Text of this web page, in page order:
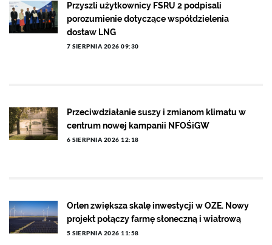
Przyszli użytkownicy FSRU 2 podpisali
porozumienie dotyczące współdzielenia
dostaw LNG
7 SIERPNIA 2026 09:30
Przeciwdziałanie suszy i zmianom klimatu w
centrum nowej kampanii NFOŚiGW
6 SIERPNIA 2026 12:18
Orlen zwiększa skalę inwestycji w OZE. Nowy
projekt połączy farmę słoneczną i wiatrową
5 SIERPNIA 2026 11:58